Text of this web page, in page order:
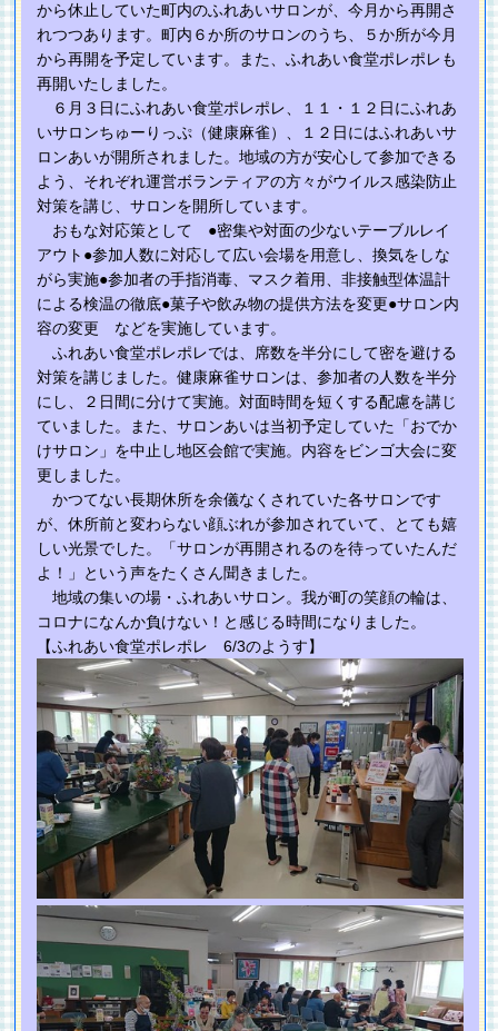
から休止していた町内のふれあいサロンが、今月から再開さ
れつつあります。町内６か所のサロンのうち、５か所が今月
から再開を予定しています。また、ふれあい食堂ポレポレも
再開いたしました。
６月３日にふれあい食堂ポレポレ、１１・１２日にふれあ
いサロンちゅーりっぷ（健康麻雀）、１２日にはふれあいサ
ロンあいが開所されました。地域の方が安心して参加できる
よう、それぞれ運営ボランティアの方々がウイルス感染防止
対策を講じ、サロンを開所しています。
おもな対応策として ●密集や対面の少ないテーブルレイ
アウト●参加人数に対応して広い会場を用意し、換気をしな
がら実施●参加者の手指消毒、マスク着用、非接触型体温計
による検温の徹底●菓子や飲み物の提供方法を変更●サロン内
容の変更 などを実施しています。
ふれあい食堂ポレポレでは、席数を半分にして密を避ける
対策を講じました。健康麻雀サロンは、参加者の人数を半分
にし、２日間に分けて実施。対面時間を短くする配慮を講じ
ていました。また、サロンあいは当初予定していた「おでか
けサロン」を中止し地区会館で実施。内容をビンゴ大会に変
更しました。
かつてない長期休所を余儀なくされていた各サロンです
が、休所前と変わらない顔ぶれが参加されていて、とても嬉
しい光景でした。「サロンが再開されるのを待っていたんだ
よ！」という声をたくさん聞きました。
地域の集いの場・ふれあいサロン。我が町の笑顔の輪は、
コロナになんか負けない！と感じる時間になりました。
【ふれあい食堂ポレポレ 6/3のようす】